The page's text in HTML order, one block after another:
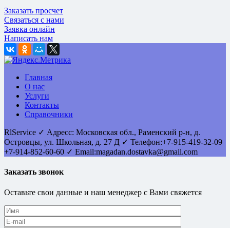
Заказать просчет
Связаться с нами
Заявка онлайн
Написать нам
Главная
О нас
Услуги
Контакты
Справочники
RlService ✓ Адресс: Московская обл., Раменский р-н, д.
Островцы, ул. Школьная, д. 27 Д ✓ Телефон:+7-915-419-32-09
+7-914-852-60-60 ✓ Email:magadan.dostavka@gmail.com
Заказать звонок
Оставьте свои данные и наш менеджер с Вами свяжется